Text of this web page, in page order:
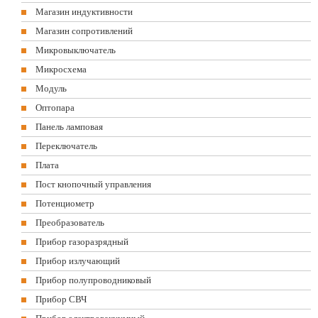
Магазин индуктивности
Магазин сопротивлений
Микровыключатель
Микросхема
Модуль
Оптопара
Панель ламповая
Переключатель
Плата
Пост кнопочный управления
Потенциометр
Преобразователь
Прибор газоразрядный
Прибор излучающий
Прибор полупроводниковый
Прибор СВЧ